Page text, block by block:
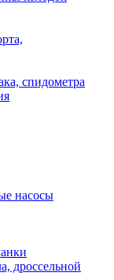
спидометра
насосы
дроссельной